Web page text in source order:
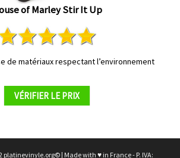
of Marley Stir It Up
de matériaux respectant l’environnement
VÉRIFIER LE PRIX
platinevinyle.org© | Made with ♥ in France - P. IVA: